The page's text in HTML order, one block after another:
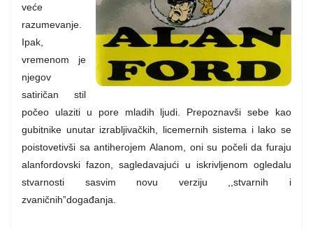
veće
razumevanje.
Ipak,
vremenom je
njegov
satiričan stil
počeo ulaziti u pore mladih ljudi. Prepoznavši sebe kao
gubitnike unutar izrabljivačkih, licemernih sistema i lako se
poistovetivši sa antiherojem Alanom, oni su počeli da furaju
alanfordovski fazon, sagledavajući u iskrivljenom ogledalu
stvarnosti sasvim novu verziju ,,stvarnih i
zvaničnih”događanja.